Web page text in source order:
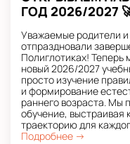
ГОД 2026/2027
Уважаемые родители
отпраздновали
Полиглотиках! Теперь
новый 2026/2027
просто изучение
и формирование
раннего возраста. Мы
обучение,
траекторию для
Подробнее →